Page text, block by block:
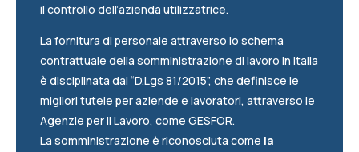
il controllo dell’azienda utilizzatrice.
La fornitura di personale attraverso lo schema
contrattuale della somministrazione di lavoro in Italia
è disciplinata dal “D.Lgs 81/2015”, che definisce le
migliori tutele per aziende e lavoratori, attraverso le
Agenzie per il Lavoro, come GESFOR.
La somministrazione è riconosciuta come la